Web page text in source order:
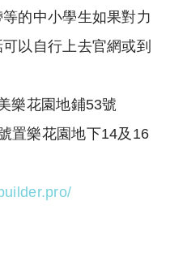
的中小學生如果對力
以自行上去官網或到
樂花園地鋪53號
樂花園地下14及16